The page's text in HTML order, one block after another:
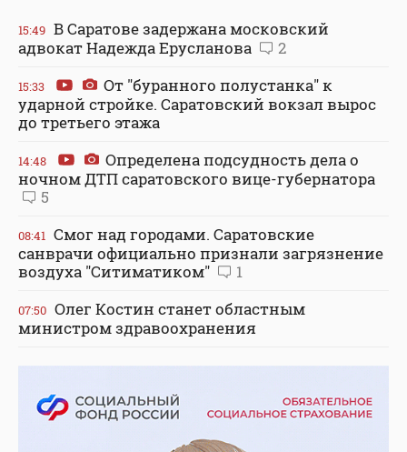
15:49 В Саратове задержана московский
адвокат Надежда Ерусланова
2
15:33
От "буранного полустанка" к
ударной стройке. Саратовский вокзал вырос
до третьего этажа
14:48
Определена подсудность дела о
ночном ДТП саратовского вице-губернатора
5
08:41 Смог над городами. Саратовские
санврачи официально признали загрязнение
воздуха "Ситиматиком"
1
07:50 Олег Костин станет областным
министром здравоохранения